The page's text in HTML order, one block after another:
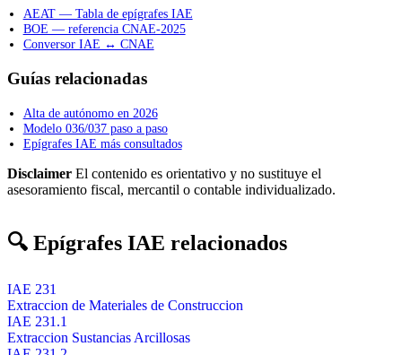
AEAT — Tabla de epígrafes IAE
BOE — referencia CNAE-2025
Conversor IAE ↔ CNAE
Guías relacionadas
Alta de autónomo en 2026
Modelo 036/037 paso a paso
Epígrafes IAE más consultados
Disclaimer El contenido es orientativo y no sustituye el
asesoramiento fiscal, mercantil o contable individualizado.
🔍 Epígrafes IAE relacionados
IAE 231
Extraccion de Materiales de Construccion
IAE 231.1
Extraccion Sustancias Arcillosas